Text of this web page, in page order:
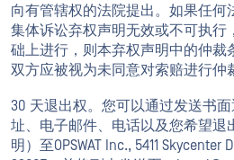
向有管辖权的法院提出。如果任何
集体诉讼弃权声明无效或不可执行
础上进行，则本弃权声明中的仲裁
双方应被视为未同意对索赔进行仲
30 天退出权。您可以通过发送书
址、电子邮件、电话以及您希望退
明）至OPSWAT Inc., 5411 Skycenter